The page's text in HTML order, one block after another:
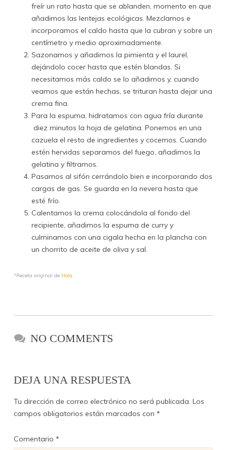
freír un rato hasta que se ablanden, momento en que
añadimos las lentejas ecológicas. Mezclamos e
incorporamos el caldo hasta que la cubran y sobre un
centímetro y medio aproximadamente.
Sazonamos y añadimos la pimienta y el laurel,
dejándolo cocer hasta que estén blandas. Si
necesitamos más caldo se lo añadimos y, cuando
veamos que están hechas, se trituran hasta dejar una
crema fina.
Para la espuma, hidratamos con agua fría durante
diez minutos la hoja de gelatina. Ponemos en una
cazuela el resto de ingredientes y cocemos. Cuando
estén hervidas separamos del fuego, añadimos la
gelatina y filtramos.
Pasamos al sifón cerrándolo bien e incorporando dos
cargas de gas. Se guarda en la nevera hasta que
esté frío.
Calentamos la crema colocándola al fondo del
recipiente, añadimos la espuma de curry y
culminamos con una cigala hecha en la plancha con
un chorrito de aceite de oliva y sal.
*Receta original de Hola
NO COMMENTS
DEJA UNA RESPUESTA
Tu dirección de correo electrónico no será publicada. Los
campos obligatorios están marcados con *
Comentario *